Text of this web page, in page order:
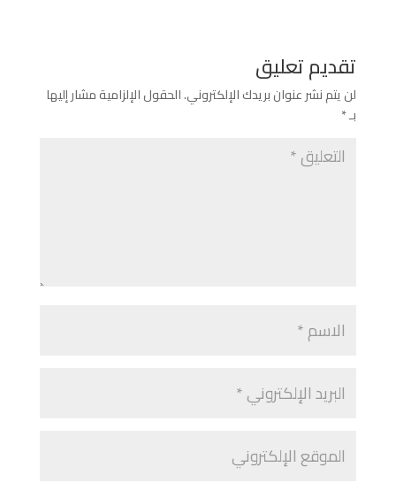
تقديم تعليق
لن يتم نشر عنوان بريدك الإلكتروني.الحقول الإلزامية مشار إليها
بـ*